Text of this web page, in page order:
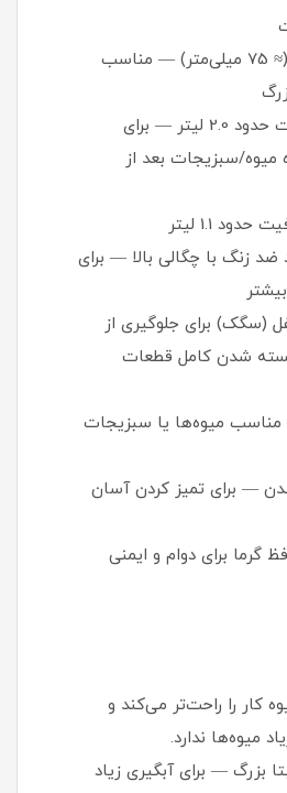
دهانه ورودی بزرگ (≈ 75 میلی‌متر) — مناسب
ظرف تفاله با ظرفیت حدود 2.0 لیتر — برای
میوه/سبزیجات بعد از
1.1 لیتر
ضد زنگ با چگالی بالا — برای
(سگک) برای جلوگیری از
شدن کامل قطعات
میوه‌ها یا سبزیجات
— برای تمیز کردن آسان
گرما برای دوام و ایمنی
کار را راحت‌تر می‌کند و
میوه‌ها ندارد.
بزرگ — برای آبگیری زیاد